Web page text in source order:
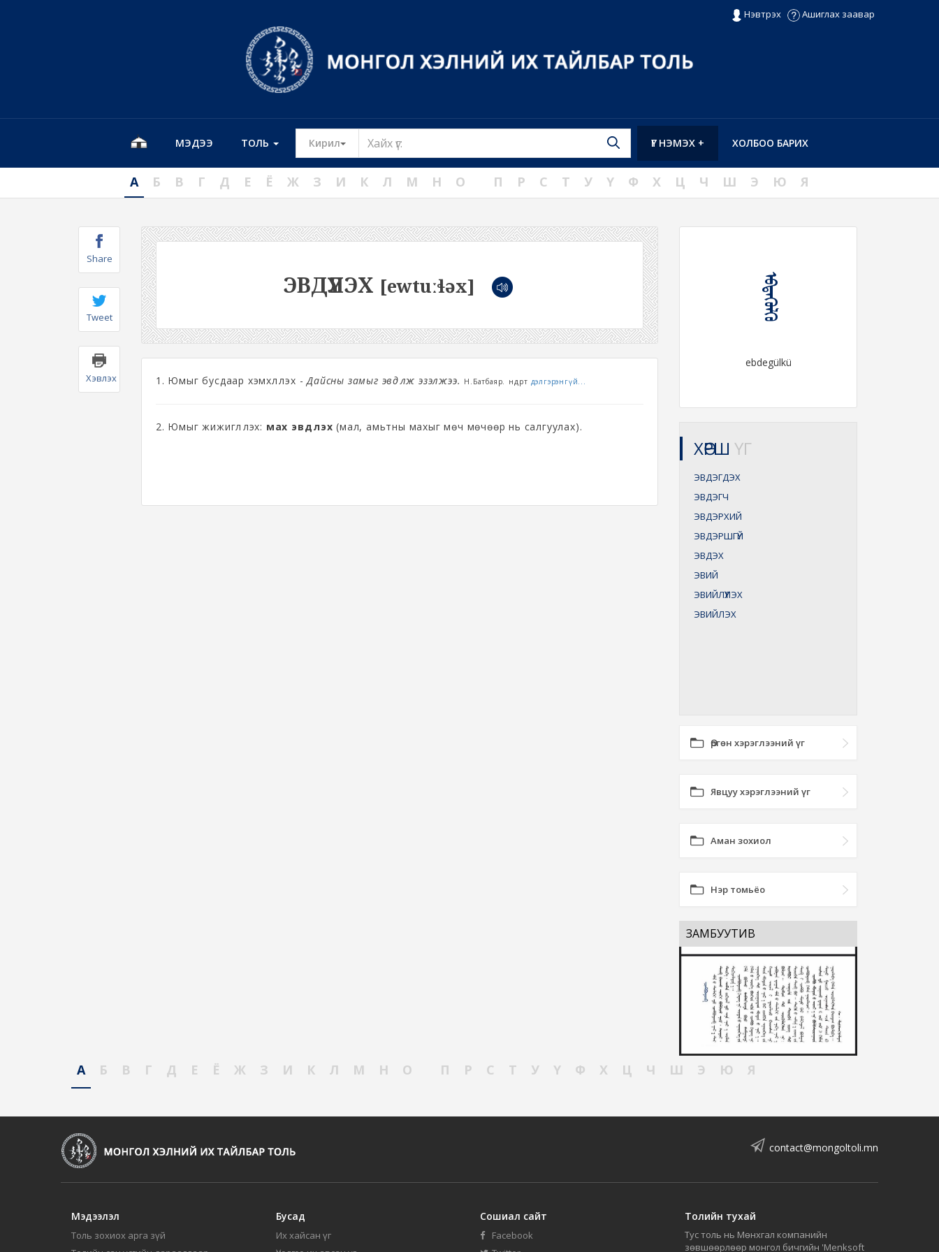
Нэвтрэх Ашиглах заавар
МЭДЭЭ ТОЛЬ Кирил Toggle Dropdown ХОЛБОО БАРИХ
ҮГ НЭМЭХ +
А Б В Г Д Е Ё Ж З И К Л М Н О П Р С Т У Ү Ф Х Ц Ч Ш Э Ю Я
Share
Tweet
Хэвлэх
ЭВДҮҮЛЭХ [ewtuːɬəx]
1. Юмыг бусдаар хэмхлүүлэх -Дайсны замыг эвдүүлж эзэлжээ. Н.Батбаяр. өндөрт дэлгэрэнгүй...
2. Юмыг жижиглүүлэх: мах эвдүүлэх (мал, амьтны махыг мөч мөчөөр нь салгуулах).
ᠡᠪᠳᠡᠭᠦᠯᠬᠦ
ebdegülkü
ХӨРШ ҮГ
ЭВДЭГДЭХ
ЭВДЭГЧ
ЭВДЭРХИЙ
ЭВДЭРШГҮЙ
ЭВДЭХ
ЭВИЙ
ЭВИЙЛҮҮЛЭХ
ЭВИЙЛЭХ
Өргөн хэрэглээний үг
Явцуу хэрэглээний үг
Аман зохиол
Нэр томьёо
ЗАМБУУТИВ
А Б В Г Д Е Ё Ж З И К Л М Н О П Р С Т У Ү Ф Х Ц Ч Ш Э Ю Я
contact@mongoltoli.mn
Мэдээлэл
Толь зохиох арга зүй
Бусад
Их хайсан үг
Сошиал сайт
Facebook
Толийн тухай
Тус толь нь Мөнхгал компанийн
зөвшөөрлөөр монгол бичгийн 'Menksoft